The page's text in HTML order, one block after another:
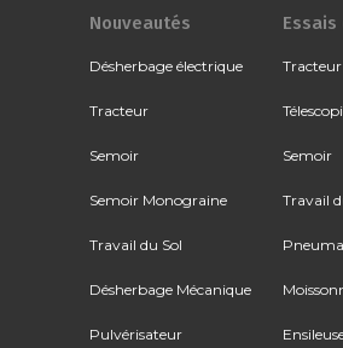
Nouveautés
Désherbage électrique
Tracteur
Semoir
Semoir Monograine
Travail du Sol
Désherbage Mécanique
Pulvérisateur
Essais
Tracteur
Semoir
Travail